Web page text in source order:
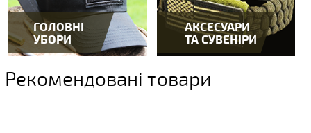
ГОЛОВНІ
УБОРИ
АКСЕСУАРИ
ТА СУВЕНІРИ
Рекомендовані товари